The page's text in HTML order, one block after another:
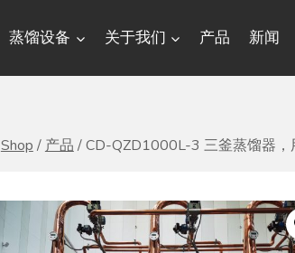
蒸馏设备 关于我们 产品 新闻
Shop / 产品 /CD-QZD1000L-3 三釜蒸馏器